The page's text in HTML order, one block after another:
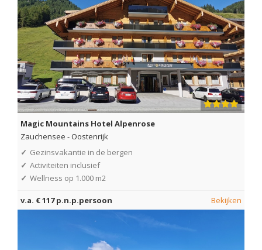
Magic Mountains Hotel Alpenrose
Zauchensee -Oostenrijk
✓ Gezinsvakantie in de bergen
✓ Activiteiten inclusief
✓ Wellness op 1.000 m2
v.a. € 117 p.n.p.persoon Bekijken